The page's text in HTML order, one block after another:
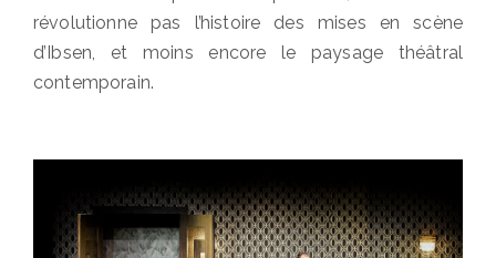
révolutionne pas l’histoire des mises en scène
d’Ibsen, et moins encore le paysage théâtral
contemporain.